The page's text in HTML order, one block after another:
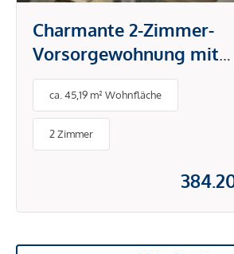
Charmante 2-Zimmer-
Vorsorgewohnung mit
Balkon | mit Blick auf
Grünen Prater | optimale
Lage
ca. 45,19 m² Wohnfläche
2 Zimmer